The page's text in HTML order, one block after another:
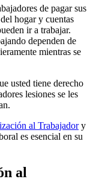
de pagar sus
hogar y cuentas
ir a trabajar.
dependen de
mientras se
usted tiene derecho
lesiones se les
al Trabajadory
es esencial en su
al